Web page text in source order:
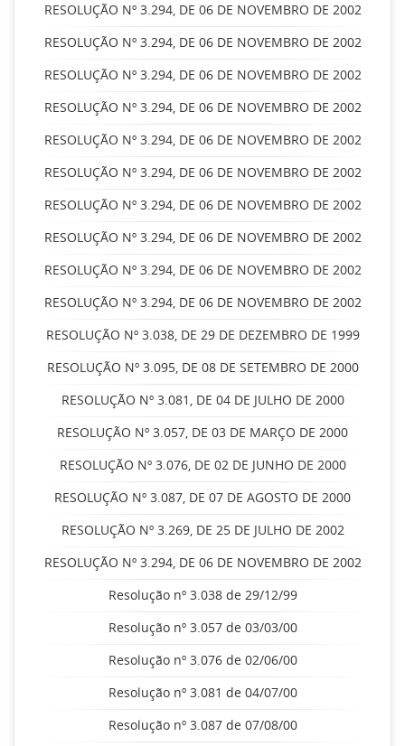
RESOLUÇÃO Nº 3.294, DE 06 DE NOVEMBRO DE 2002
RESOLUÇÃO Nº 3.294, DE 06 DE NOVEMBRO DE 2002
RESOLUÇÃO Nº 3.294, DE 06 DE NOVEMBRO DE 2002
RESOLUÇÃO Nº 3.294, DE 06 DE NOVEMBRO DE 2002
RESOLUÇÃO Nº 3.294, DE 06 DE NOVEMBRO DE 2002
RESOLUÇÃO Nº 3.294, DE 06 DE NOVEMBRO DE 2002
RESOLUÇÃO Nº 3.294, DE 06 DE NOVEMBRO DE 2002
RESOLUÇÃO Nº 3.294, DE 06 DE NOVEMBRO DE 2002
RESOLUÇÃO Nº 3.294, DE 06 DE NOVEMBRO DE 2002
RESOLUÇÃO Nº 3.294, DE 06 DE NOVEMBRO DE 2002
RESOLUÇÃO Nº 3.038, DE 29 DE DEZEMBRO DE 1999
RESOLUÇÃO Nº 3.095, DE 08 DE SETEMBRO DE 2000
RESOLUÇÃO Nº 3.081, DE 04 DE JULHO DE 2000
RESOLUÇÃO Nº 3.057, DE 03 DE MARÇO DE 2000
RESOLUÇÃO Nº 3.076, DE 02 DE JUNHO DE 2000
RESOLUÇÃO Nº 3.087, DE 07 DE AGOSTO DE 2000
RESOLUÇÃO Nº 3.269, DE 25 DE JULHO DE 2002
RESOLUÇÃO Nº 3.294, DE 06 DE NOVEMBRO DE 2002
Resolução nº 3.038 de 29/12/99
Resolução nº 3.057 de 03/03/00
Resolução nº 3.076 de 02/06/00
Resolução nº 3.081 de 04/07/00
Resolução nº 3.087 de 07/08/00